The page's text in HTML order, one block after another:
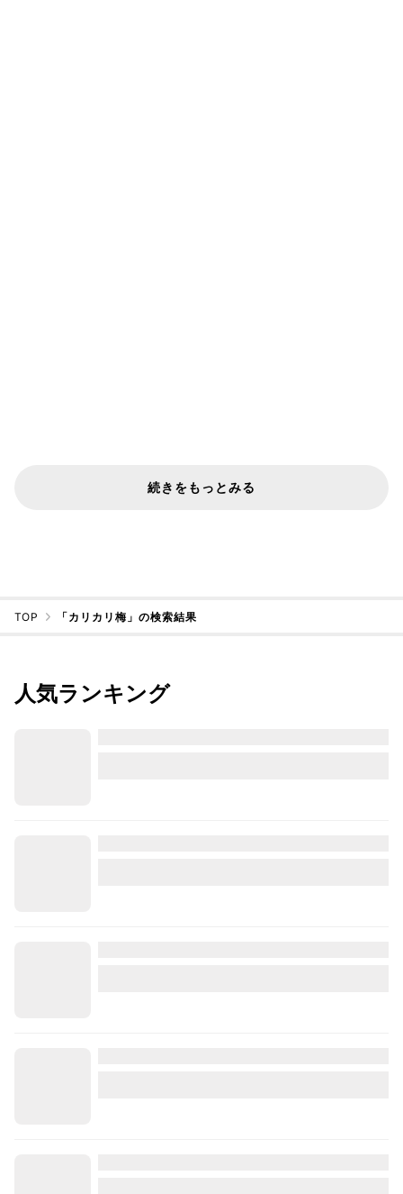
続きをもっとみる
TOP 「カリカリ梅」の検索結果
人気ランキング